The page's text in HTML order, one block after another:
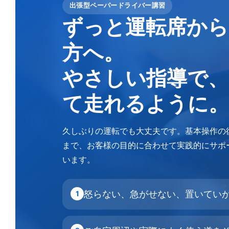
出張型ペーパードライバー講習
ずっと運転席か
方へ。
やさしい指導で
て走れるように。
久しぶりの運転でも大丈夫です。基本操作
まで、お客様の目的に合わせて実践的にサ
います。
1 怒らない、急がせない、置いてい